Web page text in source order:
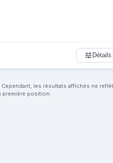
Détails
les résultats affichés ne
première position.